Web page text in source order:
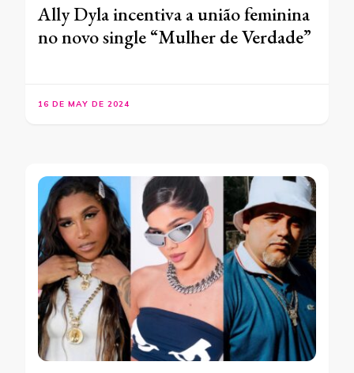
Ally Dyla incentiva a união feminina
no novo single “Mulher de Verdade”
16 DE MAY DE 2024